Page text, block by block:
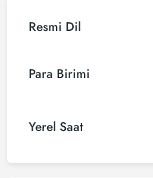
Resmi Dil
Para Birimi
Yerel Saat